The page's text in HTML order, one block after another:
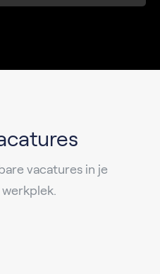
vacatures in je